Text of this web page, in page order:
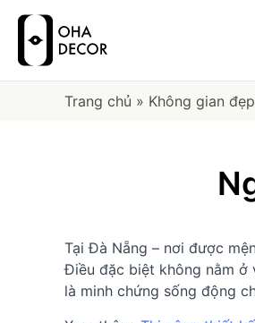
Trang chủ » Không gian đẹp
Tại Đà Nẵng – nơi được
Điều đặc biệt không nằm ở
là minh chứng sống động